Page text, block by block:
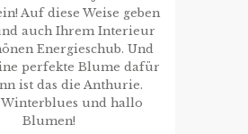
Auf diese Weise geben
auch Ihrem Interieur
Energieschub. Und
perfekte Blume dafür
ist das die Anthurie.
Winterblues und hallo
Blumen!